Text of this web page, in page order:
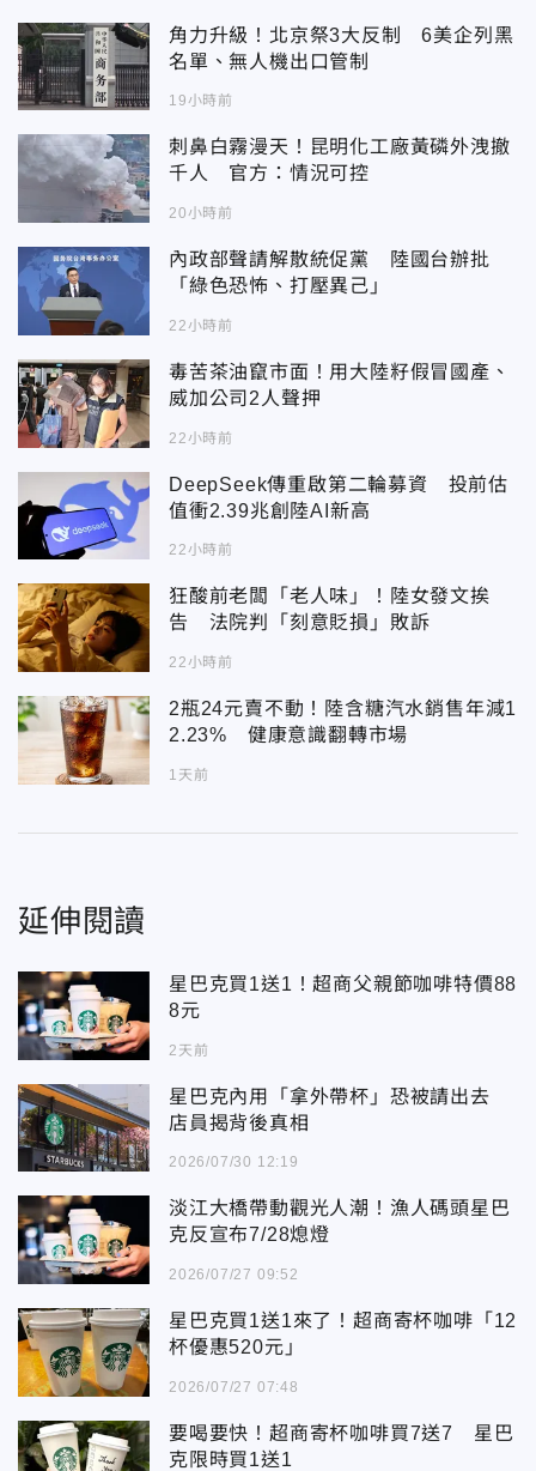
角力升級！北京祭3大反制 6美企列黑
名單、無人機出口管制
19小時前
刺鼻白霧漫天！昆明化工廠黃磷外洩撤
千人 官方：情況可控
20小時前
內政部聲請解散統促黨 陸國台辦批
「綠色恐怖、打壓異己」
22小時前
毒苦茶油竄市面！用大陸籽假冒國產、
威加公司2人聲押
22小時前
DeepSeek傳重啟第二輪募資 投前估
值衝2.39兆創陸AI新高
22小時前
狂酸前老闆「老人味」！陸女發文挨
告 法院判「刻意貶損」敗訴
22小時前
2瓶24元賣不動！陸含糖汽水銷售年減1
2.23% 健康意識翻轉市場
1天前
延伸閱讀
星巴克買1送1！超商父親節咖啡特價88
8元
2天前
星巴克內用「拿外帶杯」恐被請出去
店員揭背後真相
2026/07/30 12:19
淡江大橋帶動觀光人潮！漁人碼頭星巴
克反宣布7/28熄燈
2026/07/27 09:52
星巴克買1送1來了！超商寄杯咖啡「12
杯優惠520元」
2026/07/27 07:48
要喝要快！超商寄杯咖啡買7送7 星巴
克限時買1送1